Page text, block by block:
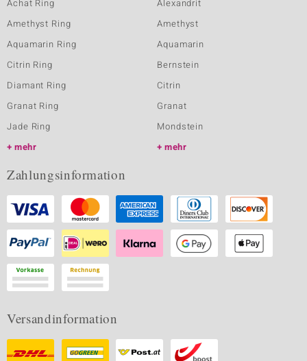
Achat Ring
Amethyst Ring
Aquamarin Ring
Citrin Ring
Diamant Ring
Granat Ring
Jade Ring
mehr
Alexandrit
Amethyst
Aquamarin
Bernstein
Citrin
Granat
Mondstein
mehr
Zahlungsinformation
Versandinformation